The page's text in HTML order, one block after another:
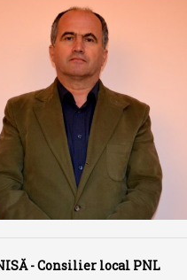
- Consilier local PNL